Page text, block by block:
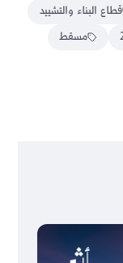
قطاع البناء والتشييد
مسقط